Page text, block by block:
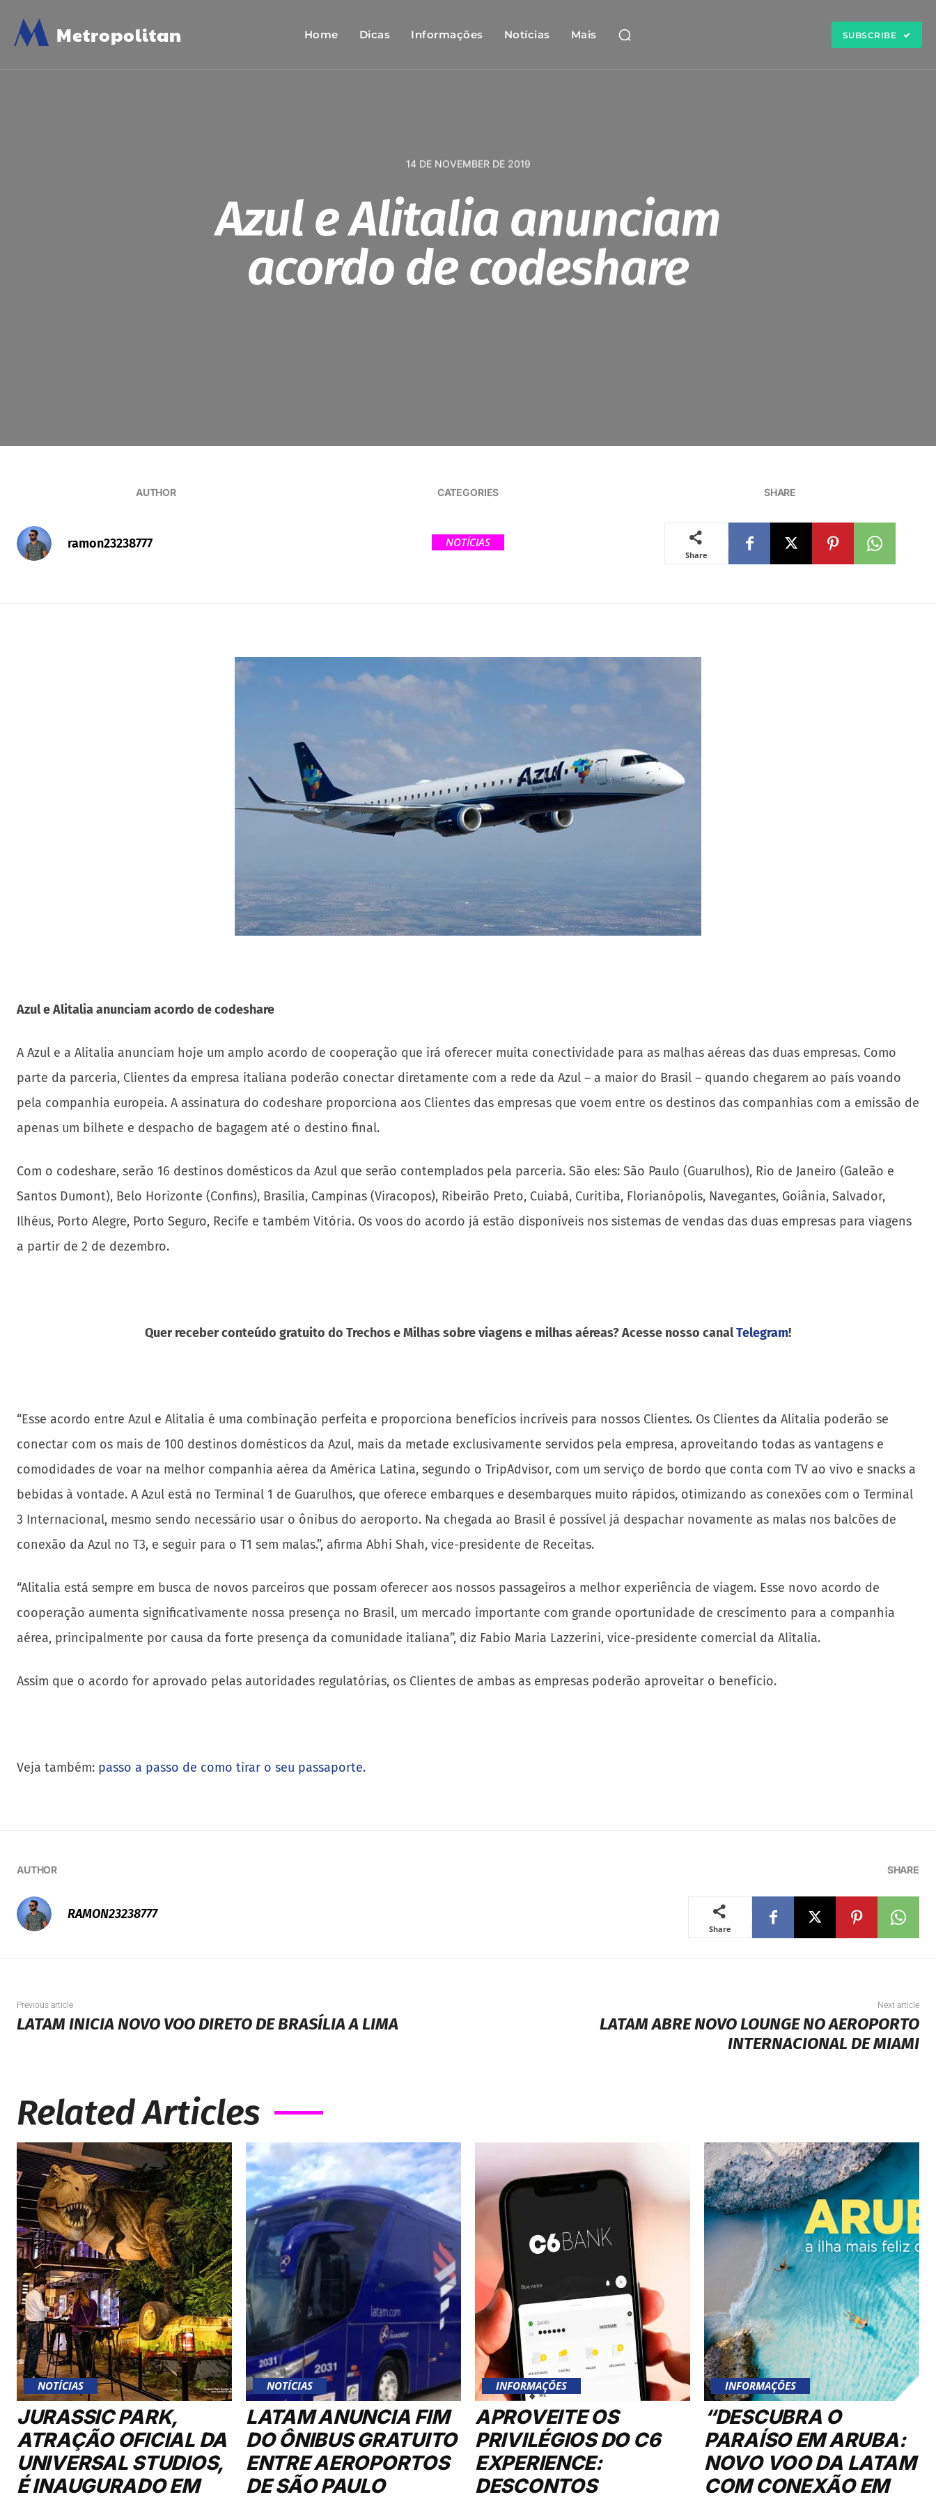
M Metropolitan Home Dicas Informações Notícias Mais SUBSCRIBE
14 DE NOVEMBER DE 2019
Azul e Alitalia anunciam
acordo de codeshare
AUTHOR
ramon23238777
CATEGORIES
NOTÍCIAS
SHARE
Share
Azul e Alitalia anunciam acordo de codeshare
A Azul e a Alitalia anunciam hoje um amplo acordo de cooperação que irá oferecer muita conectividade para as malhas aéreas das duas empresas. Como
parte da parceria, Clientes da empresa italiana poderão conectar diretamente com a rede da Azul – a maior do Brasil – quando chegarem ao país voando
pela companhia europeia. A assinatura do codeshare proporciona aos Clientes das empresas que voem entre os destinos das companhias com a emissão de
apenas um bilhete e despacho de bagagem até o destino final.
Com o codeshare, serão 16 destinos domésticos da Azul que serão contemplados pela parceria. São eles: São Paulo (Guarulhos), Rio de Janeiro (Galeão e
Santos Dumont), Belo Horizonte (Confins), Brasília, Campinas (Viracopos), Ribeirão Preto, Cuiabá, Curitiba, Florianópolis, Navegantes, Goiânia, Salvador,
Ilhéus, Porto Alegre, Porto Seguro, Recife e também Vitória. Os voos do acordo já estão disponíveis nos sistemas de vendas das duas empresas para viagens
a partir de 2 de dezembro.
Quer receber conteúdo gratuito do Trechos e Milhas sobre viagens e milhas aéreas? Acesse nosso canalTelegram!
“Esse acordo entre Azul e Alitalia é uma combinação perfeita e proporciona benefícios incríveis para nossos Clientes. Os Clientes da Alitalia poderão se
conectar com os mais de 100 destinos domésticos da Azul, mais da metade exclusivamente servidos pela empresa, aproveitando todas as vantagens e
comodidades de voar na melhor companhia aérea da América Latina, segundo o TripAdvisor, com um serviço de bordo que conta com TV ao vivo e snacks a
bebidas à vontade. A Azul está no Terminal 1 de Guarulhos, que oferece embarques e desembarques muito rápidos, otimizando as conexões com o Terminal
3 Internacional, mesmo sendo necessário usar o ônibus do aeroporto. Na chegada ao Brasil é possível já despachar novamente as malas nos balcões de
conexão da Azul no T3, e seguir para o T1 sem malas.”, afirma Abhi Shah, vice-presidente de Receitas.
“Alitalia está sempre em busca de novos parceiros que possam oferecer aos nossos passageiros a melhor experiência de viagem. Esse novo acordo de
cooperação aumenta significativamente nossa presença no Brasil, um mercado importante com grande oportunidade de crescimento para a companhia
aérea, principalmente por causa da forte presença da comunidade italiana”, diz Fabio Maria Lazzerini, vice-presidente comercial da Alitalia.
Assim que o acordo for aprovado pelas autoridades regulatórias, os Clientes de ambas as empresas poderão aproveitar o benefício.
Veja também: passo a passo de como tirar o seu passaporte.
AUTHOR
RAMON23238777
SHARE
Share
Previous article
LATAM INICIA NOVO VOO DIRETO DE BRASÍLIA A LIMA
Next article
LATAM ABRE NOVO LOUNGE NO AEROPORTO
INTERNACIONAL DE MIAMI
Related Articles
NOTÍCIAS
JURASSIC PARK,
ATRAÇÃO OFICIAL DA
UNIVERSAL STUDIOS,
É INAUGURADO EM
NOTÍCIAS
LATAM ANUNCIA FIM
DO ÔNIBUS GRATUITO
ENTRE AEROPORTOS
DE SÃO PAULO
INFORMAÇÕES
APROVEITE OS
PRIVILÉGIOS DO C6
EXPERIENCE:
DESCONTOS
INFORMAÇÕES
“DESCUBRA O
PARAÍSO EM ARUBA:
NOVO VOO DA LATAM
COM CONEXÃO EM